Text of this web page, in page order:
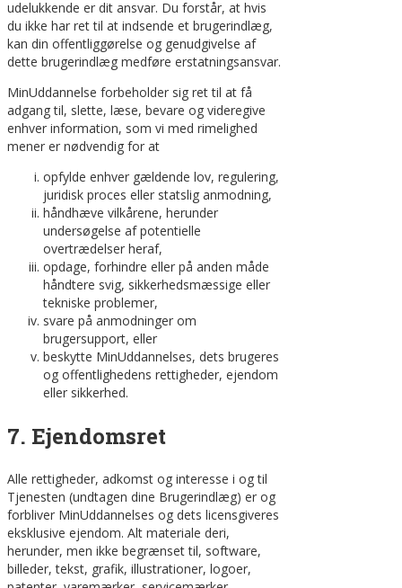
udelukkende er dit ansvar. Du forstår, at hvis
du ikke har ret til at indsende et brugerindlæg,
kan din offentliggørelse og genudgivelse af
dette brugerindlæg medføre erstatningsansvar.
MinUddannelse forbeholder sig ret til at få
adgang til, slette, læse, bevare og videregive
enhver information, som vi med rimelighed
mener er nødvendig for at
opfylde enhver gældende lov, regulering,
juridisk proces eller statslig anmodning,
håndhæve vilkårene, herunder
undersøgelse af potentielle
overtrædelser heraf,
opdage, forhindre eller på anden måde
håndtere svig, sikkerhedsmæssige eller
tekniske problemer,
svare på anmodninger om
brugersupport, eller
beskytte MinUddannelses, dets brugeres
og offentlighedens rettigheder, ejendom
eller sikkerhed.
7. Ejendomsret
Alle rettigheder, adkomst og interesse i og til
Tjenesten (undtagen dine Brugerindlæg) er og
forbliver MinUddannelses og dets licensgiveres
eksklusive ejendom. Alt materiale deri,
herunder, men ikke begrænset til, software,
billeder, tekst, grafik, illustrationer, logoer,